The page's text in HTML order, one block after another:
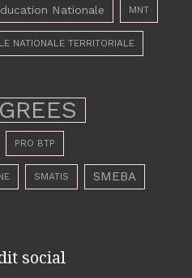
Nationale MNT
NATIONALE TERRITORIALE
PRO BTP
SMATIS SMEBA
social